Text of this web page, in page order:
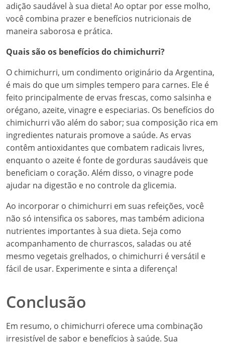
adição saudável à sua dieta! Ao optar por esse molho,
você combina prazer e benefícios nutricionais de
maneira saborosa e prática.
Quais são os benefícios do chimichurri?
O chimichurri, um condimento originário da Argentina,
é mais do que um simples tempero para carnes. Ele é
feito principalmente de ervas frescas, como salsinha e
orégano, azeite, vinagre e especiarias. Os benefícios do
chimichurri vão além do sabor; sua composição rica em
ingredientes naturais promove a saúde. As ervas
contêm antioxidantes que combatem radicais livres,
enquanto o azeite é fonte de gorduras saudáveis que
beneficiam o coração. Além disso, o vinagre pode
ajudar na digestão e no controle da glicemia.
Ao incorporar o chimichurri em suas refeições, você
não só intensifica os sabores, mas também adiciona
nutrientes importantes à sua dieta. Seja como
acompanhamento de churrascos, saladas ou até
mesmo vegetais grelhados, o chimichurri é versátil e
fácil de usar. Experimente e sinta a diferença!
Conclusão
Em resumo, o chimichurri oferece uma combinação
irresistível de sabor e benefícios à saúde. Sua